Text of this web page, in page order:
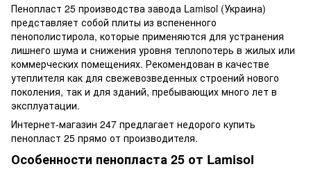
Пенопласт 25 производства завода Lamisol (Украина)
представляет собой плиты из вспененного
пенополистирола, которые применяются для устранения
лишнего шума и снижения уровня теплопотерь в жилых или
коммерческих помещениях. Рекомендован в качестве
утеплителя как для свежевозведенных строений нового
поколения, так и для зданий, пребывающих много лет в
эксплуатации.
Интернет-магазин 247 предлагает недорого купить
пенопласт 25 прямо от производителя.
Особенности пенопласта 25 от Lamisol